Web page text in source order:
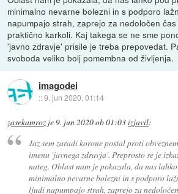
minimalno nevarne bolezni in s podporo
napumpajo strah, zaprejo za nedoločen
praktično karkoli. Kaj takega se ne sme
'javno zdravje' prisile je treba prepovedat.
svoboda veliko bolj pomembna od življenja.
imagodei
::9. jun 2020, 01:14
zasekamroz je9. jun 2020 ob 01:03izjavil:
Jaz sem zaradi korone postal proti
imenu 'javnega zdravja'. Preprosto se je
nateg. Oblast nam je pokazala, da nas
minimalno nevarne bolezni in s podporo
ljudi napumpajo strah, zaprejo za